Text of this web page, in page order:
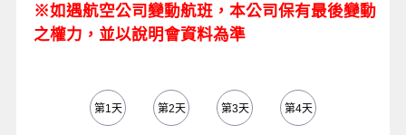
※如遇航空公司變動航班，本公司保有最後變動
之權力，並以說明會資料為準
第1天 第2天 第3天 第4天